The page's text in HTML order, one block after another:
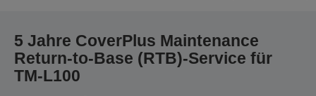
5 Jahre CoverPlus Maintenance
Return-to-Base (RTB)-Service für
TM-L100